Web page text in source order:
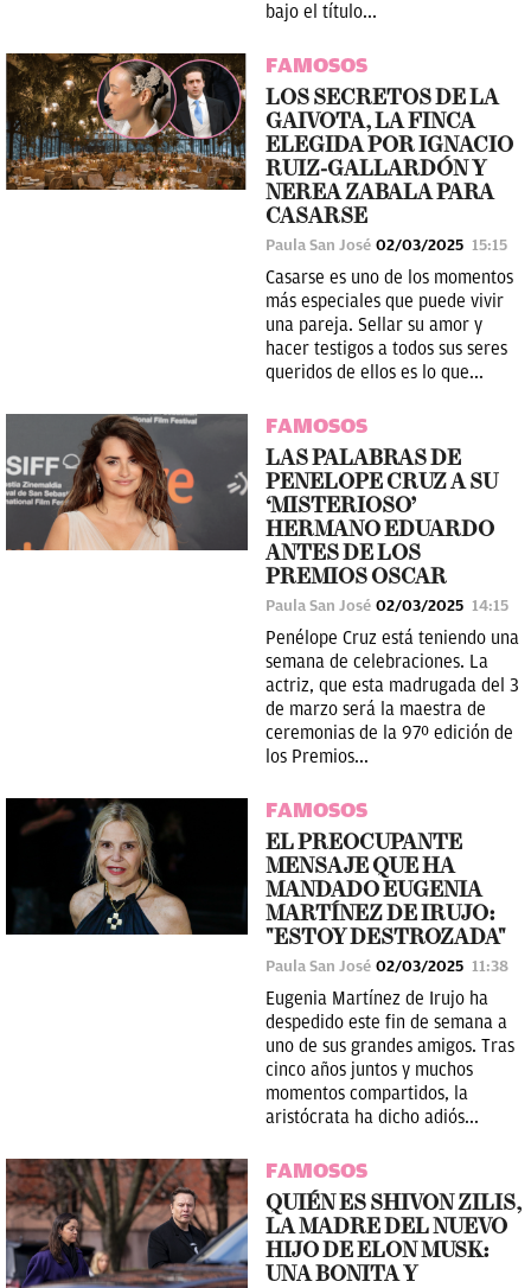
bajo el título...
FAMOSOS
LOS SECRETOS DE LA
GAIVOTA, LA FINCA
ELEGIDA POR IGNACIO
RUIZ-GALLARDÓN Y
NEREA ZABALA PARA
CASARSE
Paula San José 02/03/2025 15:15
Casarse es uno de los momentos
más especiales que puede vivir
una pareja. Sellar su amor y
hacer testigos a todos sus seres
queridos de ellos es lo que...
FAMOSOS
LAS PALABRAS DE
PENELOPE CRUZ A SU
‘MISTERIOSO’
HERMANO EDUARDO
ANTES DE LOS
PREMIOS OSCAR
Paula San José 02/03/2025 14:15
Penélope Cruz está teniendo una
semana de celebraciones. La
actriz, que esta madrugada del 3
de marzo será la maestra de
ceremonias de la 97º edición de
los Premios...
FAMOSOS
EL PREOCUPANTE
MENSAJE QUE HA
MANDADO EUGENIA
MARTÍNEZ DE IRUJO:
"ESTOY DESTROZADA"
Paula San José 02/03/2025 11:38
Eugenia Martínez de Irujo ha
despedido este fin de semana a
uno de sus grandes amigos. Tras
cinco años juntos y muchos
momentos compartidos, la
aristócrata ha dicho adiós...
FAMOSOS
QUIÉN ES SHIVON ZILIS,
LA MADRE DEL NUEVO
HIJO DE ELON MUSK:
UNA BONITA Y